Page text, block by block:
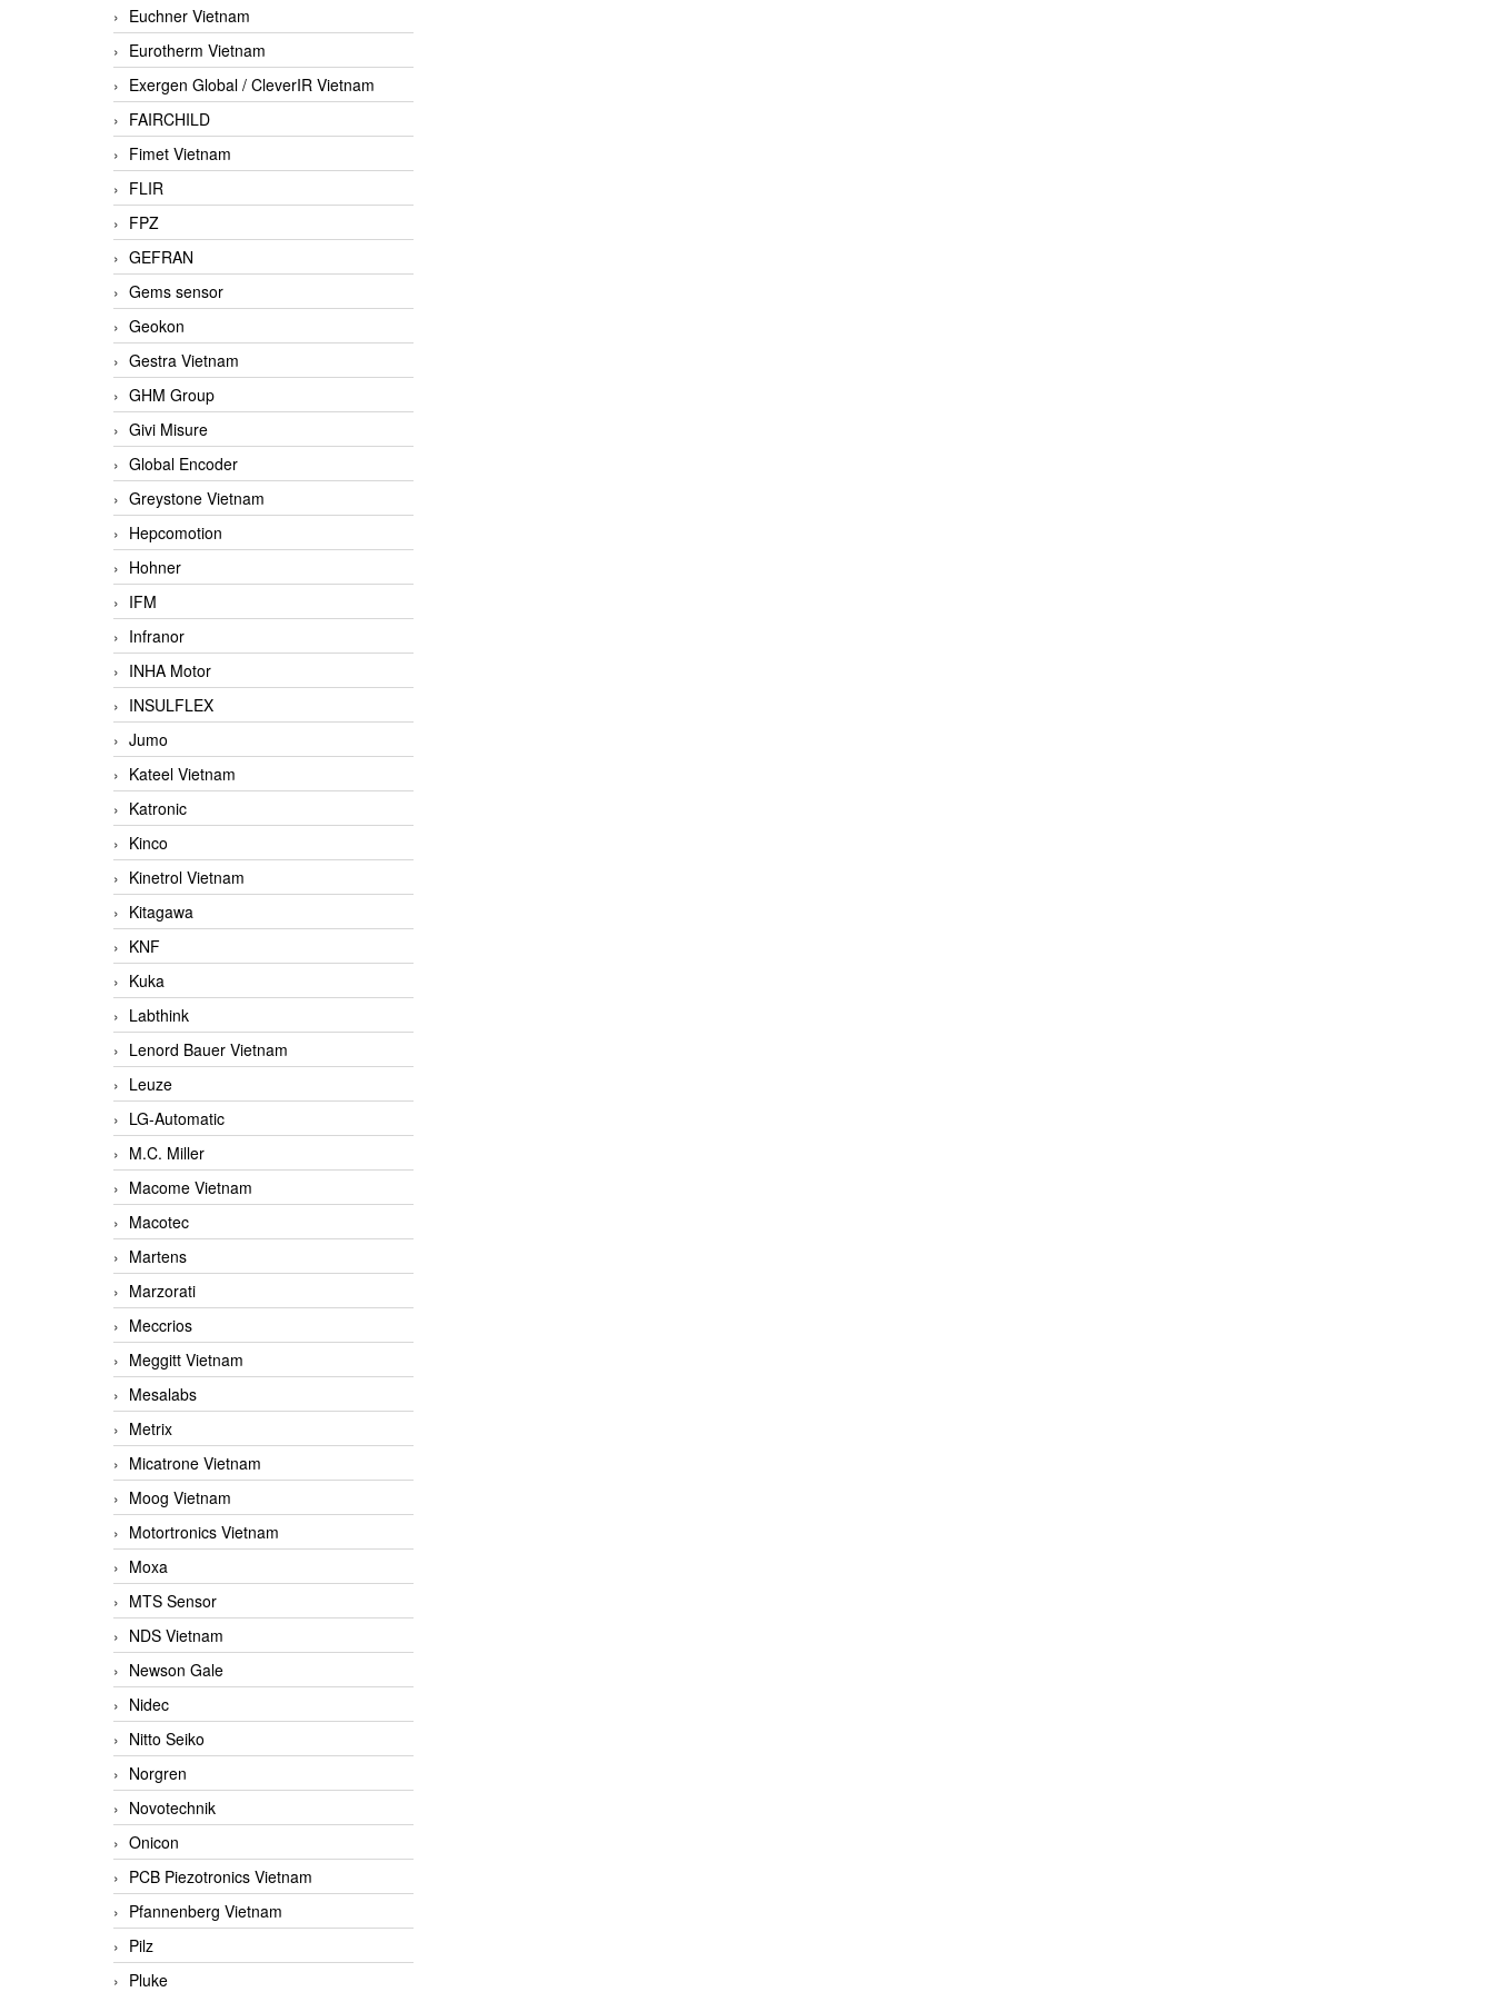
Euchner Vietnam
Eurotherm Vietnam
Exergen Global / CleverIR Vietnam
FAIRCHILD
Fimet Vietnam
FLIR
FPZ
GEFRAN
Gems sensor
Geokon
Gestra Vietnam
GHM Group
Givi Misure
Global Encoder
Greystone Vietnam
Hepcomotion
Hohner
IFM
Infranor
INHA Motor
INSULFLEX
Jumo
Kateel Vietnam
Katronic
Kinco
Kinetrol Vietnam
Kitagawa
KNF
Kuka
Labthink
Lenord Bauer Vietnam
Leuze
LG-Automatic
M.C. Miller
Macome Vietnam
Macotec
Martens
Marzorati
Meccrios
Meggitt Vietnam
Mesalabs
Metrix
Micatrone Vietnam
Moog Vietnam
Motortronics Vietnam
Moxa
MTS Sensor
NDS Vietnam
Newson Gale
Nidec
Nitto Seiko
Norgren
Novotechnik
Onicon
PCB Piezotronics Vietnam
Pfannenberg Vietnam
Pilz
Pluke